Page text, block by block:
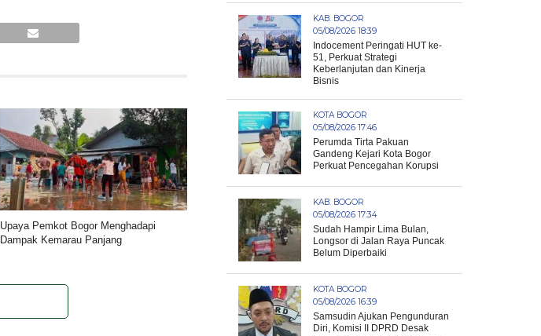
Upaya Pemkot Bogor Menghadapi
Dampak Kemarau Panjang
KAB. BOGOR
05/08/2026 18:39
Indocement Peringati HUT ke-
51, Perkuat Strategi
Keberlanjutan dan Kinerja
Bisnis
KOTA BOGOR
05/08/2026 17:46
Perumda Tirta Pakuan
Gandeng Kejari Kota Bogor
Perkuat Pencegahan Korupsi
KAB. BOGOR
05/08/2026 17:34
Sudah Hampir Lima Bulan,
Longsor di Jalan Raya Puncak
Belum Diperbaiki
KOTA BOGOR
05/08/2026 16:39
Samsudin Ajukan Pengunduran
Diri, Komisi II DPRD Desak